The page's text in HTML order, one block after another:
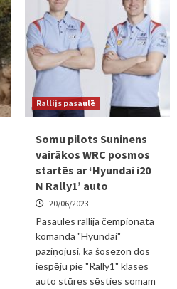
Rallijs pasaulē
Somu pilots Suninens
vairākos WRC posmos
startēs ar ‘Hyundai i20
N Rally1’ auto
20/06/2023
Pasaules rallija čempionāta
komanda "Hyundai"
paziņojusi, ka šosezon dos
iespēju pie "Rally1" klases
auto stūres sēsties somam